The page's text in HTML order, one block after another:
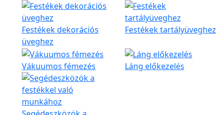
Festékek dekorációs
üveghez
Festékek tartályüveghez
Vákuumos fémezés Láng előkezelés